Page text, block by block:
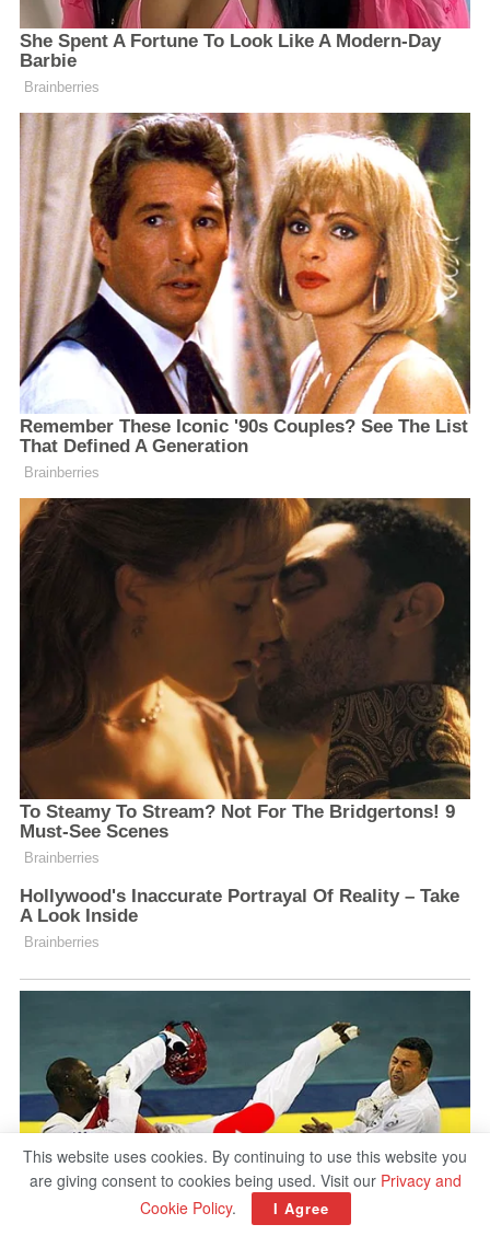
This website uses cookies. By continuing to use this website you
are giving consent to cookies being used. Visit our Privacy and
Cookie Policy. I Agree